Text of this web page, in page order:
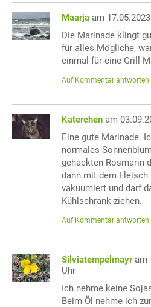
Maarja am
Die Marinade klingt
für alles Mögliche,
einmal für eine Grill-
Auf Kommentar antworten
Katerchen am
Eine gute Marinade.
normales
gehackten Rosmarin
dann mit dem Fleisch
vakuumiert und darf
Kühlschrank ziehen.
Auf Kommentar antworten
Silviatempelmayr am
Uhr
Ich nehme keine
Beim Öl nehme ich